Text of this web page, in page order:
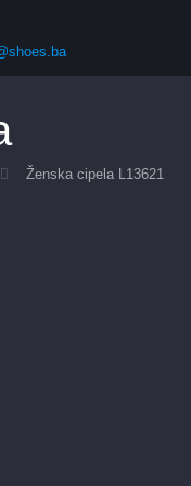
Ženska cipela L13621